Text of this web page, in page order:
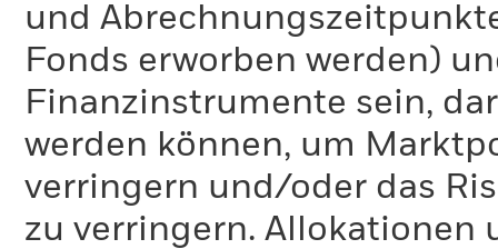
und
Fonds erworben werden)
Finanzinstrumente sein,
werden können, um
verringern und/oder das
zu verringern. Allokationen